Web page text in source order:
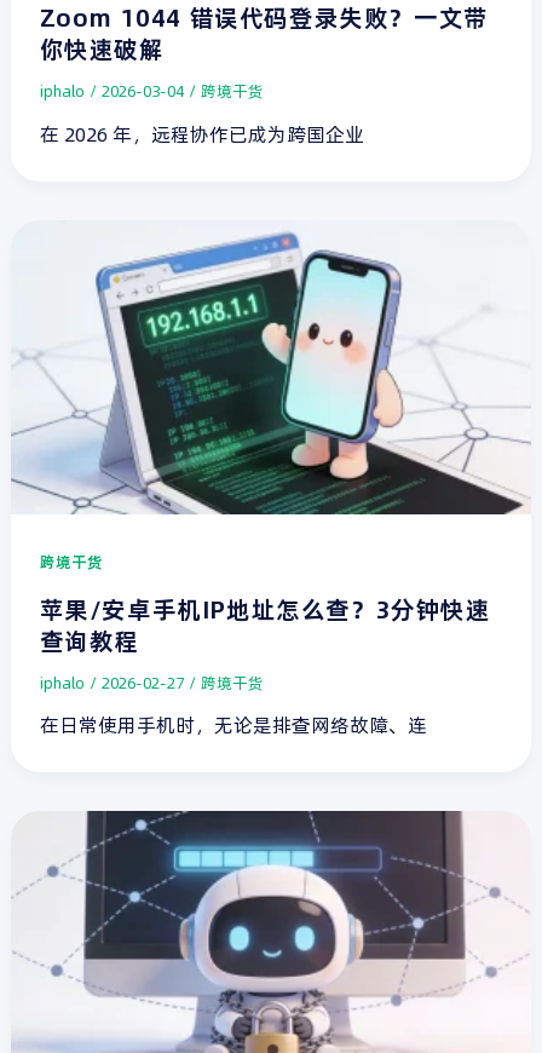
Zoom 1044 错误代码登录失败？一文带
你快速破解
iphalo / 2026-03-04 / 跨境干货
在 2026 年，远程协作已成为跨国企业
跨境干货
苹果/安卓手机IP地址怎么查？3分钟快速
查询教程
iphalo / 2026-02-27 / 跨境干货
在日常使用手机时，无论是排查网络故障、连